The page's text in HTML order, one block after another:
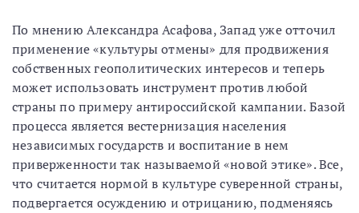
По мнению Александра Асафова, Запад уже отточил
применение «культуры отмены» для продвижения
собственных геополитических интересов и теперь
может использовать инструмент против любой
страны по примеру антироссийской кампании. Базой
процесса является вестернизация населения
независимых государств и воспитание в нем
приверженности так называемой «новой этике». Все,
что считается нормой в культуре суверенной страны,
подвергается осуждению и отрицанию, подменяясь